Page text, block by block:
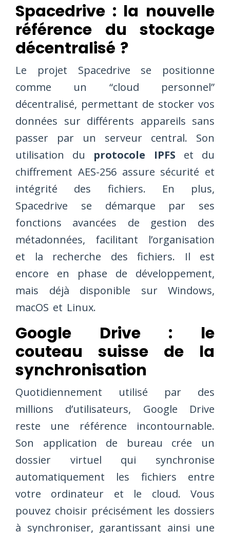
Spacedrive : la nouvelle
référence du stockage
décentralisé ?
Le projet Spacedrive se positionne
comme un “cloud personnel”
décentralisé, permettant de stocker vos
données sur différents appareils sans
passer par un serveur central. Son
utilisation du protocole IPFS et du
chiffrement AES-256 assure sécurité et
intégrité des fichiers. En plus,
Spacedrive se démarque par ses
fonctions avancées de gestion des
métadonnées, facilitant l’organisation
et la recherche des fichiers. Il est
encore en phase de développement,
mais déjà disponible sur Windows,
macOS et Linux.
Google Drive : le
couteau suisse de la
synchronisation
Quotidiennement utilisé par des
millions d’utilisateurs, Google Drive
reste une référence incontournable.
Son application de bureau crée un
dossier virtuel qui synchronise
automatiquement les fichiers entre
votre ordinateur et le cloud. Vous
pouvez choisir précisément les dossiers
à synchroniser, garantissant ainsi une